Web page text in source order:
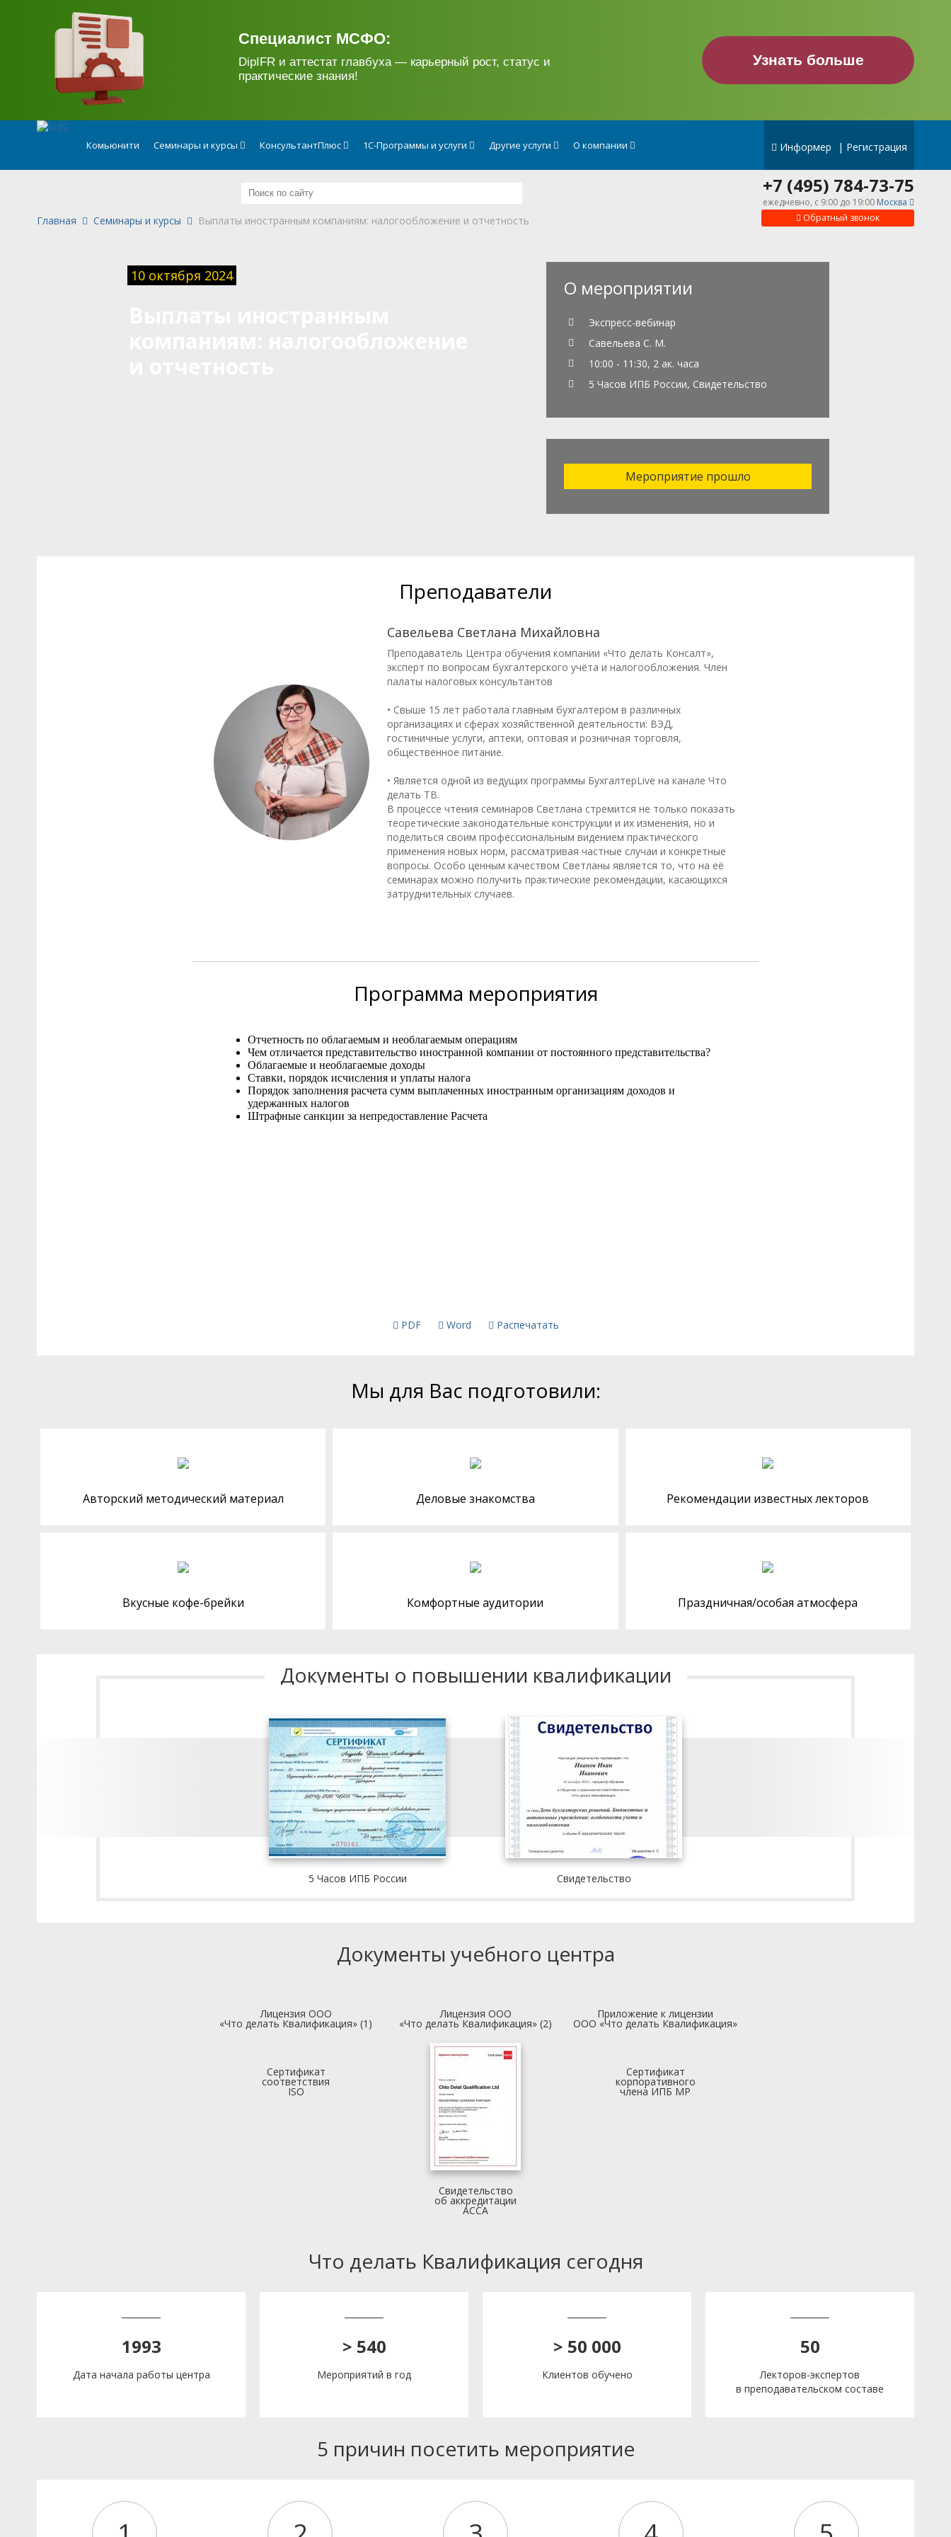
Специалист МСФО:
DipIFR и аттестат главбуха — карьерный рост, статус и
практические знания!
Узнать больше
Комьюнити Семинары и курсы КонсультантПлюс 1С-Программы и услуги Другие услуги О компании Информер | Регистрация
Обратный звонок
+7 (495) 784-73-75
ежедневно, c 9:00 до 19:00 Москва
Главная Семинары и курсы Выплаты иностранным компаниям: налогообложение и отчетность
10 октября 2024
О мероприятии
Экспресс-вебинар
Савельева С. М.
10:00 - 11:30, 2 ак. часа
5 Часов ИПБ России, Свидетельство
Мероприятие прошло
Преподаватели
Савельева Светлана Михайловна
Преподаватель Центра обучения компании «Что делать Консалт»,
эксперт по вопросам бухгалтерского учёта и налогообложения. Член
палаты налоговых консультантов
• Свыше 15 лет работала главным бухгалтером в различных
организациях и сферах хозяйственной деятельности: ВЭД,
гостиничные услуги, аптеки, оптовая и розничная торговля,
общественное питание.
• Является одной из ведущих программы БухгалтерLive на канале Что
делать ТВ.
В процессе чтения семинаров Светлана стремится не только показать
теоретические законодательные конструкции и их изменения, но и
поделиться своим профессиональным видением практического
применения новых норм, рассматривая частные случаи и конкретные
вопросы. Особо ценным качеством Светланы является то, что на её
семинарах можно получить практические рекомендации, касающихся
затруднительных случаев.
Программа мероприятия
PDF Word Распечатать
Мы для Вас подготовили:
Авторский методический материал Деловые знакомства Рекомендации известных лекторов
Вкусные кофе-брейки Комфортные аудитории Праздничная/особая атмосфера
Документы о повышении квалификации
5 Часов ИПБ России Свидетельство
Документы учебного центра
Лицензия ООО
«Что делать Квалификация» (1)
Лицензия ООО
«Что делать Квалификация» (2)
Приложение к лицензии
ООО «Что делать Квалификация»
Сертификат
соответствия
ISO
Свидетельство
об аккредитации
АССА
Сертификат
корпоративного
члена ИПБ МР
Что делать Квалификация сегодня
1993
Дата начала работы центра
> 540
Мероприятий в год
> 50 000
Клиентов обучено
50
Лекторов-экспертов
в преподавательском составе
5 причин посетить мероприятие